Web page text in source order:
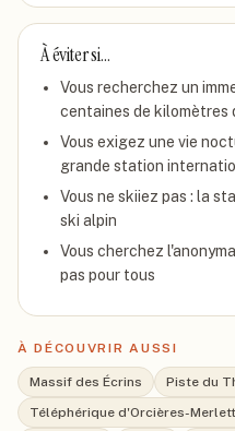
À éviter si…
Vous recherchez un
centaines de kilomètres
Vous exigez une vie
grande station
Vous ne skiiez pas : la
ski alpin
Vous cherchez
pas pour tous
À DÉCOUVRIR AUSSI
Massif des Écrins
Piste du
Téléphérique d'Orcières-